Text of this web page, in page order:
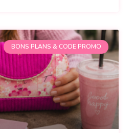
BONS PLANS & CODE PROMO